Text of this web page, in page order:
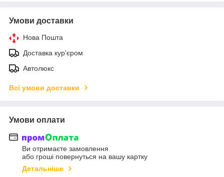
Умови доставки
Нова Пошта
Доставка кур'єром
Автолюкс
Всі умови доставки
Умови оплати
Ви отримаєте замовлення
або гроші повернуться на вашу картку
Детальніше